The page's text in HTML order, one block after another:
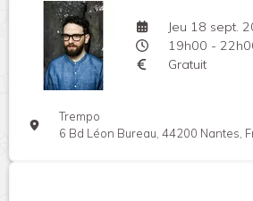
Jeu 18 sept.
19h00 -
Gratuit
Trempo
6 Bd Léon Bureau, 44200 Nantes,